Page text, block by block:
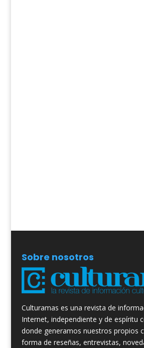
Sobre nosotros
Culturamas es una revista de
Internet, independiente y de espíritu
donde generamos nuestros propios
forma de reseñas, entrevistas,